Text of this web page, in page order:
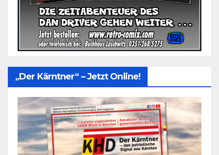
„Der Kärntner“ – Jetzt Online!